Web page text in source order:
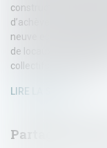
construction,
d’achèvement et de
neuve est analysée
de locaux non
collectifs, en
LIRE LA SUITE